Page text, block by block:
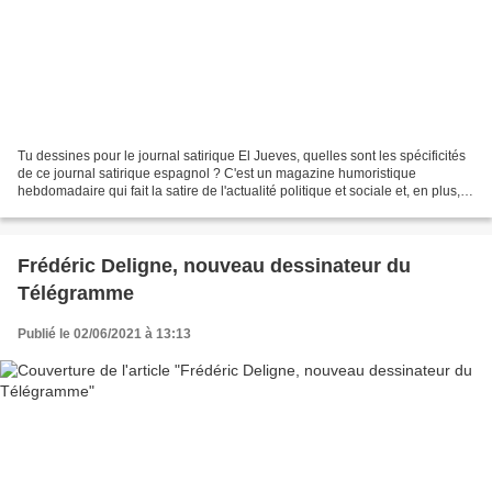
Tu dessines pour le journal satirique El Jueves, quelles sont les spécificités
de ce journal satirique espagnol ? C'est un magazine humoristique
hebdomadaire qui fait la satire de l'actualité politique et sociale et, en plus, a
Frédéric Deligne, nouveau dessinateur du
Télégramme
Publié le 02/06/2021 à 13:13